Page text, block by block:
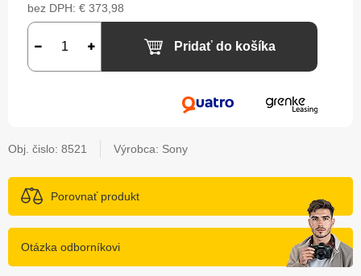
bez DPH: € 373,98
Pridať do košíka
Obj. čislo: 8521 Výrobca: Sony
Porovnať produkt
Otázka odborníkovi